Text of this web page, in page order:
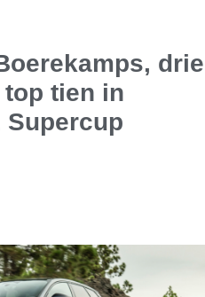
drie
tien in
Supercup